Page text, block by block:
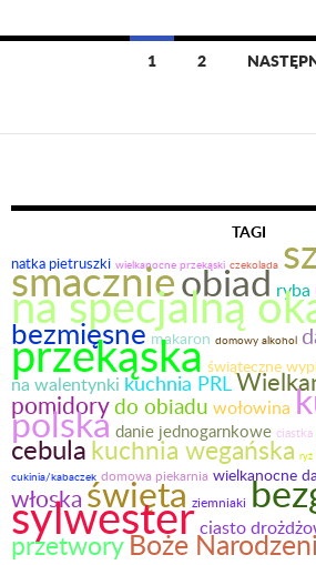
po
1 2
TAGI
natka pietruszki wielkanocne przekąski czekolada
smacznieobiad ryba
na specjalną
bezmięsne makaron domowy alkohol
przekąska świąteczne
na walentynki kuchnia PRL
pomidorydo obiadu wołowina
polska danie jednogarnkowe ciastka
cebulakuchnia wegańska ryż
cukinia/kabaczek domowa piekarnia wielkanocne
włoskaświęta ziemniaki
sylwesterciasto
przetworyBoże